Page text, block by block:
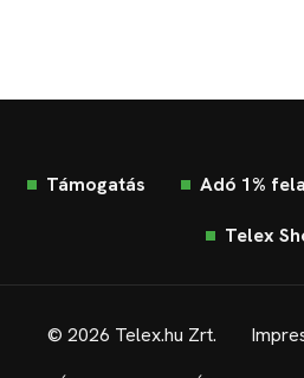
Támogatás Adó 1%
Telex
© 2026 Telex.hu Zrt.